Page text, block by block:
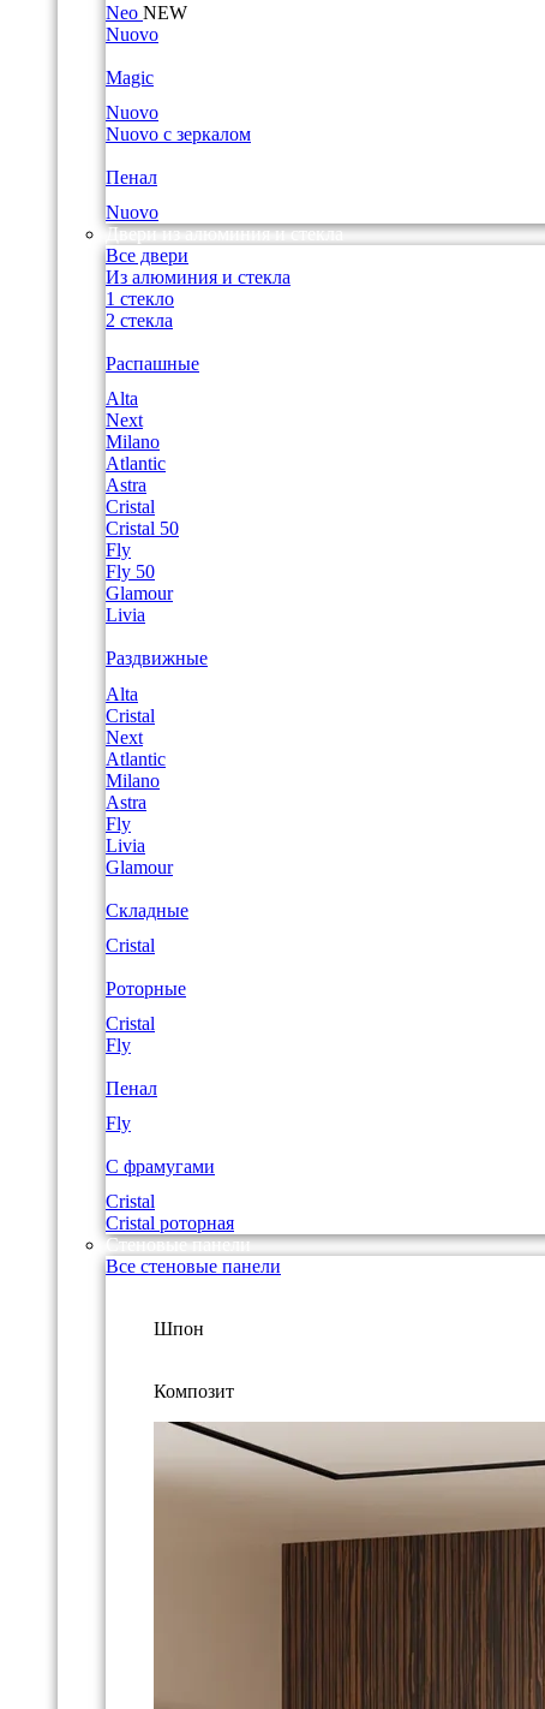
Neo NEW
Nuovo
Magic
Nuovo
Nuovo с зеркалом
Пенал
Nuovo
Двери из алюминия и стекла
Все двери
Из алюминия и стекла
1 стекло
2 стекла
Распашные
Alta
Next
Milano
Atlantic
Astra
Cristal
Cristal 50
Fly
Fly 50
Glamour
Livia
Раздвижные
Alta
Cristal
Next
Atlantic
Milano
Astra
Fly
Livia
Glamour
Складные
Cristal
Роторные
Cristal
Fly
Пенал
Fly
С фрамугами
Cristal
Cristal роторная
Стеновые панели
Все стеновые панели
Шпон
Композит